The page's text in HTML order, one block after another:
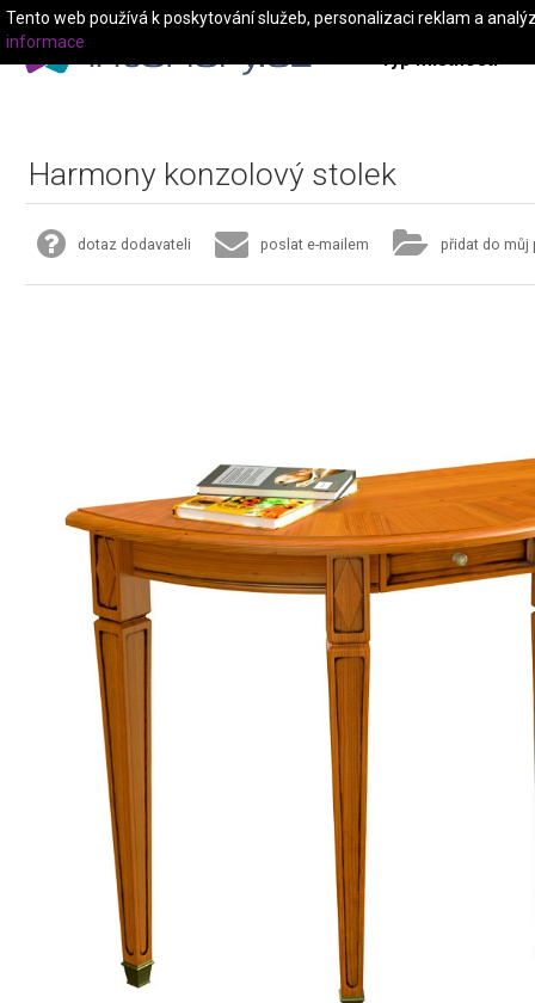
Typ místnosti
Harmony konzolový stolek
dotaz dodavateli poslat e-mailem přidat do můj
Tento web používá k poskytování služeb, personalizaci reklam a
informace